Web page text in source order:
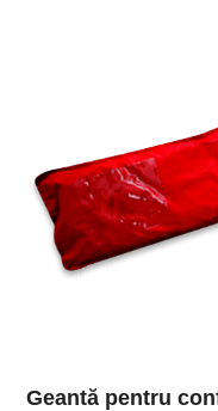
Geantă pentru